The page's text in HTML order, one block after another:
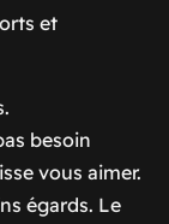
et
besoin
vous aimer.
égards. Le